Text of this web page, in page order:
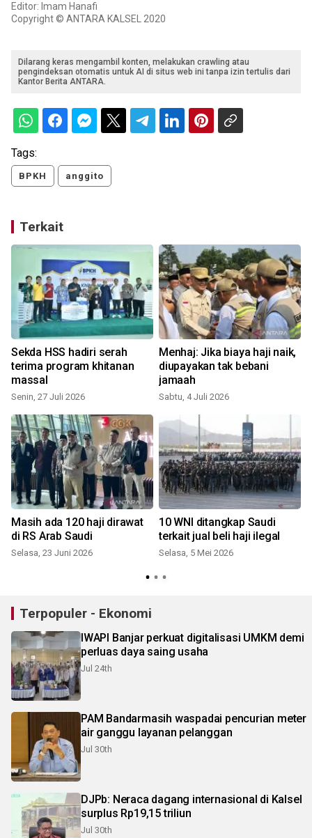
Editor: Imam Hanafi
Copyright © ANTARA KALSEL 2020
Dilarang keras mengambil konten, melakukan crawling atau
pengindeksan otomatis untuk AI di situs web ini tanpa izin tertulis dari
Kantor Berita ANTARA.
Tags:
BPKH anggito
Terkait
Sekda HSS hadiri serah
terima program khitanan
massal
Senin, 27 Juli 2026
Menhaj: Jika biaya haji naik,
diupayakan tak bebani
jamaah
Sabtu, 4 Juli 2026
Masih ada 120 haji dirawat
di RS Arab Saudi
Selasa, 23 Juni 2026
10 WNI ditangkap Saudi
terkait jual beli haji ilegal
Selasa, 5 Mei 2026
Terpopuler - Ekonomi
IWAPI Banjar perkuat digitalisasi UMKM demi
perluas daya saing usaha
Jul 24th
PAM Bandarmasih waspadai pencurian meter
air ganggu layanan pelanggan
Jul 30th
DJPb: Neraca dagang internasional di Kalsel
surplus Rp19,15 triliun
Jul 30th